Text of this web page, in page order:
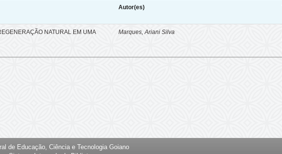
Autor(es)
NATURAL EM UMA
Marques, Ariani Silva
de Educação, Ciência e Tecnologia Goiano